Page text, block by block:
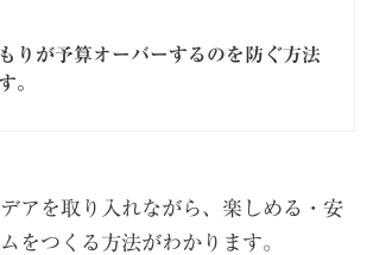
りが予算オーバーするのを防ぐ方法
。
アを取り入れながら、楽しめる・安
をつくる方法がわかります。